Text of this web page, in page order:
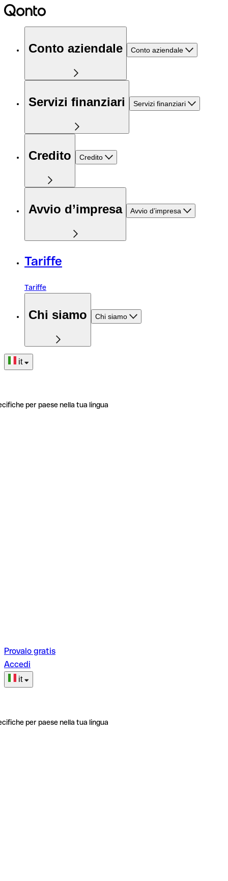
Conto aziendale Conto aziendale
Servizi finanziari Servizi finanziari
Credito Credito
Avvio d’impresa Avvio d’impresa
Tariffe
Tariffe
Chi siamo Chi siamo
it
per paese nella tua lingua
Provalo gratis
Accedi
it
per paese nella tua lingua